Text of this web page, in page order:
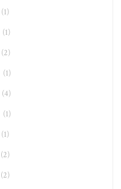
(1)
(1)
(2)
(1)
(4)
(1)
(1)
(2)
(2)